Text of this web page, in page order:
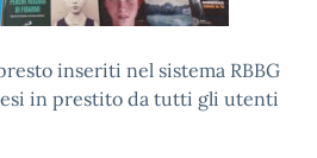
inseriti nel sistema RBBG
in prestito da tutti gli utenti